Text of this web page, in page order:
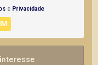
e Privacidade